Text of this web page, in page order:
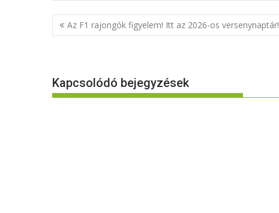
Bejegyzés
navigáció
Az F1 rajongók figyelem! Itt az 2026-os versenynaptár!
Kapcsolódó bejegyzések